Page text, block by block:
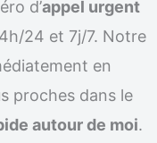
d’appel urgent
24 et 7j/7. Notre
en
proches dans le
autour de moi.